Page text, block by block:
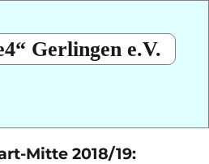
Gerlingen e.V.
Mitte 2018/19: